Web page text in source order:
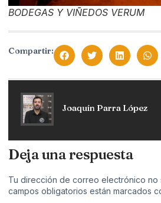
BODEGAS Y VIÑEDOS VERUM
Compartir:
Joaquín Parra López
Deja una respuesta
Tu dirección de correo electrónico no
campos obligatorios están marcados